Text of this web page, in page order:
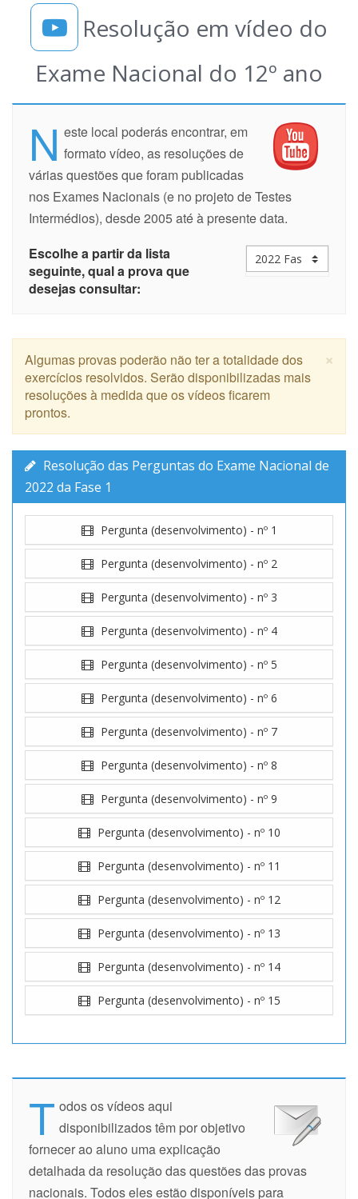
Exame Nacional do 12º ano
N este local poderás encontrar, em
formato vídeo, as resoluções de
várias questões que foram publicadas
nos Exames Nacionais (e no projeto de Testes
Intermédios), desde 2005 até à presente data.
Escolhe a partir da lista
seguinte, qual a prova que
desejas consultar:
exercícios resolvidos. Serão disponibilizadas mais
resoluções à medida que os vídeos ficarem
prontos.
Resolução das Perguntas do Exame Nacional de
2022 da Fase 1
Pergunta (desenvolvimento) - nº 1
Pergunta (desenvolvimento) - nº 2
Pergunta (desenvolvimento) - nº 3
Pergunta (desenvolvimento) - nº 4
Pergunta (desenvolvimento) - nº 5
Pergunta (desenvolvimento) - nº 6
Pergunta (desenvolvimento) - nº 7
Pergunta (desenvolvimento) - nº 8
Pergunta (desenvolvimento) - nº 9
Pergunta (desenvolvimento) - nº 10
Pergunta (desenvolvimento) - nº 11
Pergunta (desenvolvimento) - nº 12
Pergunta (desenvolvimento) - nº 13
Pergunta (desenvolvimento) - nº 14
Pergunta (desenvolvimento) - nº 15
T odos os vídeos aqui
disponibilizados têm por objetivo
fornecer ao aluno uma explicação
detalhada da resolução das questões das provas
nacionais. Todos eles estão disponíveis para
consulta através dos canais do YouTube: